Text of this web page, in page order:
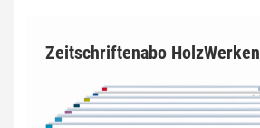
Zeitschriftenabo HolzWerken